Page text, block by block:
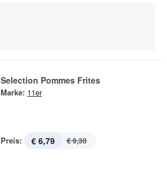
Selection Pommes Frites
Marke: 11er
Preis: € 6,79 € 9,30